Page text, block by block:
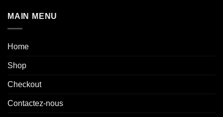
MAIN MENU
Home
Shop
Checkout
Contactez-nous